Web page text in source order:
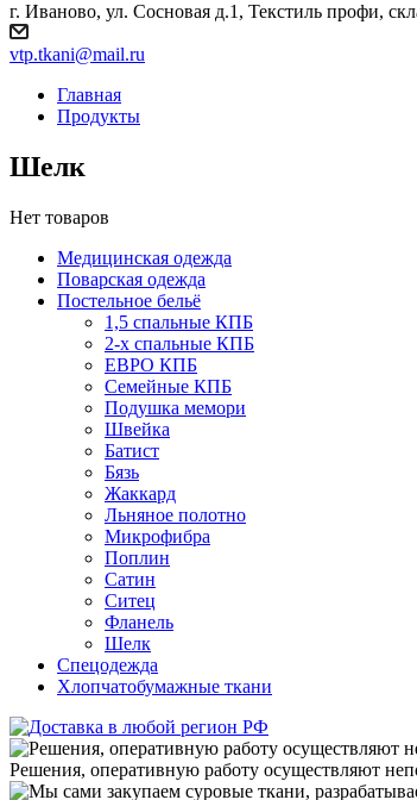
г. Иваново, ул. Сосновая д.1, Текстиль профи,
vtp.tkani@mail.ru
Главная
Продукты
Шелк
Нет товаров
Медицинская одежда
Поварская одежда
Постельное бельё
1,5 спальные КПБ
2-х спальные КПБ
ЕВРО КПБ
Семейные КПБ
Подушка мемори
Швейка
Батист
Бязь
Жаккард
Льняное полотно
Микрофибра
Поплин
Сатин
Ситец
Фланель
Шелк
Спецодежда
Хлопчатобумажные ткани
Решения, оперативную работу осуществляют